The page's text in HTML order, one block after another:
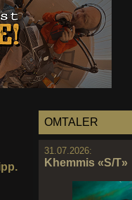
OMTALER
31.07.2026:
Khemmis «S/T»